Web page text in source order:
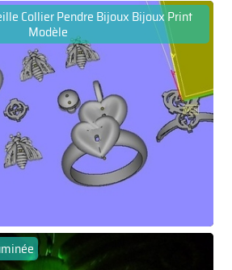
Collier Pendre Bijoux Bijoux Print
Modèle